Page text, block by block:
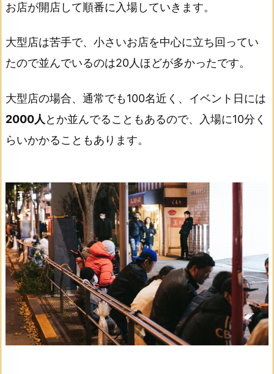
お店が開店して順番に入場していきます。
大型店は苦手で、小さいお店を中心に立ち回ってい
たので並んでいるのは20人ほどが多かったです。
大型店の場合、通常でも100名近く、イベント日には
2000人 とか並んでることもあるので、入場に10分く
らいかかることもあります。